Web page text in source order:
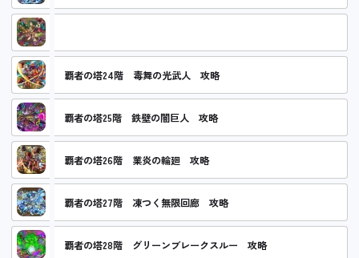
覇者の塔24階 毒舞の光武人 攻略
覇者の塔25階 鉄壁の闇巨人 攻略
覇者の塔26階 業炎の輪廻 攻略
覇者の塔27階 凍つく無限回廊 攻略
覇者の塔28階 グリーンブレークスルー 攻略